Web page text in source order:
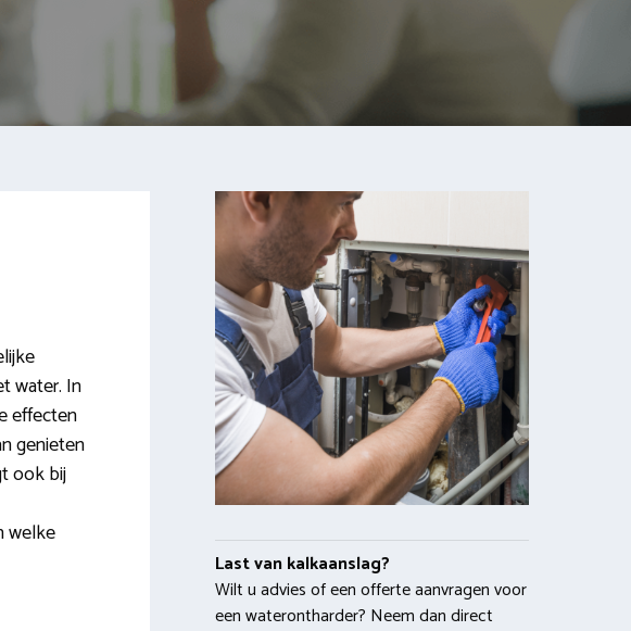
water. In
effecten
genieten
ook bij
welke
Last van kalkaanslag?
Wilt u advies of een offerte aanvragen voor
een waterontharder? Neem dan direct